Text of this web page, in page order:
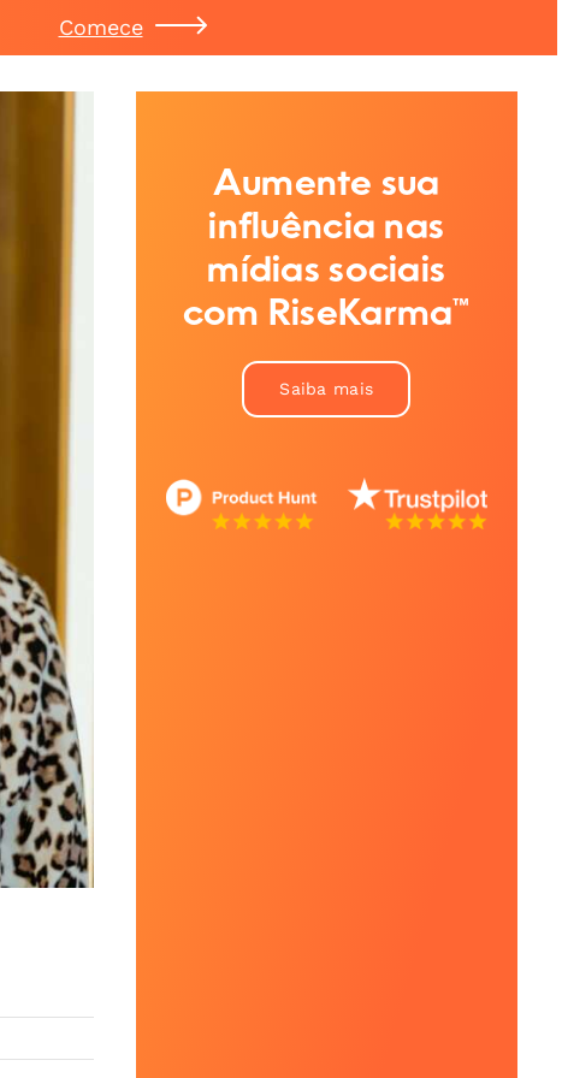
Comece
Aumente sua
influência nas
mídias sociais
com RiseKarma™
Saiba mais